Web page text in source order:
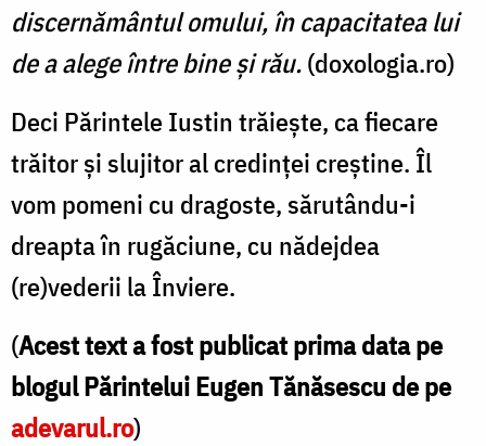
discernământul omului, în capacitatea lui
de a alege între bine şi rău.(doxologia.ro)
Deci Părintele Iustin trăieşte, ca fiecare
trăitor şi slujitor al credinţei creştine. Îl
vom pomeni cu dragoste, sărutându-i
dreapta în rugăciune, cu nădejdea
(re)vederii la Înviere.
(Acest text a fost publicat prima data pe
blogul Părintelui Eugen Tănăsescu de pe
adevarul.ro)